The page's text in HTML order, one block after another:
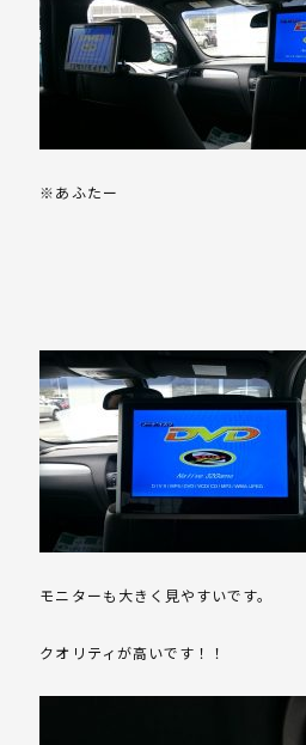
※あふたー
モニターも大きく見やすいです。
クオリティが高いです！！